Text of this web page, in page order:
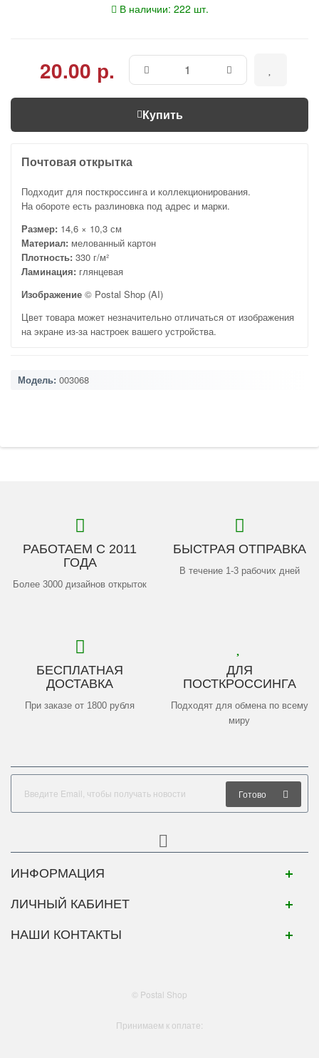
В наличии: 222 шт.
20.00 р.
Купить
Почтовая открытка
Подходит для посткроссинга и коллекционирования.
На обороте есть разлиновка под адрес и марки.
Размер: 14,6 × 10,3 см
Материал: мелованный картон
Плотность: 330 г/м²
Ламинация: глянцевая
Изображение © Postal Shop (AI)
Цвет товара может незначительно отличаться от изображения
на экране из-за настроек вашего устройства.
Модель: 003068
РАБОТАЕМ С 2011
ГОДА
Более 3000 дизайнов открыток
БЫСТРАЯ ОТПРАВКА
В течение 1-3 рабочих дней
БЕСПЛАТНАЯ
ДОСТАВКА
При заказе от 1800 рубля
ДЛЯ
ПОСТКРОССИНГА
Подходят для обмена по всему
миру
Готово
ИНФОРМАЦИЯ
ЛИЧНЫЙ КАБИНЕТ
НАШИ КОНТАКТЫ
© Postal Shop
Принимаем к оплате: